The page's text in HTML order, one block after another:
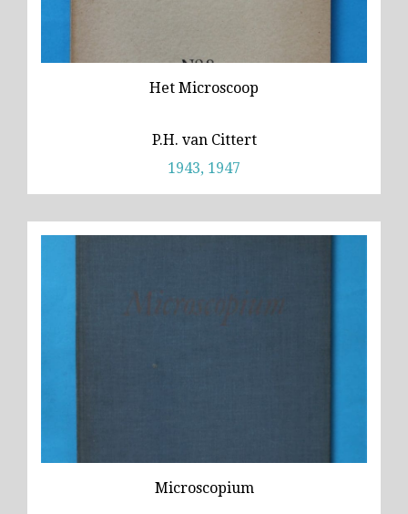
Het Microscoop
P.H. van Cittert
1943, 1947
Microscopium